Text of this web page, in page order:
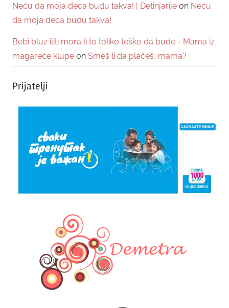
Neću da moja deca budu takva! | Detinjarije on Neću
da moja deca budu takva!
Bebi bluz iliti mora li to toliko teško da bude - Mama iz
magareće klupe on Smeš li da plačeš, mama?
Prijatelji